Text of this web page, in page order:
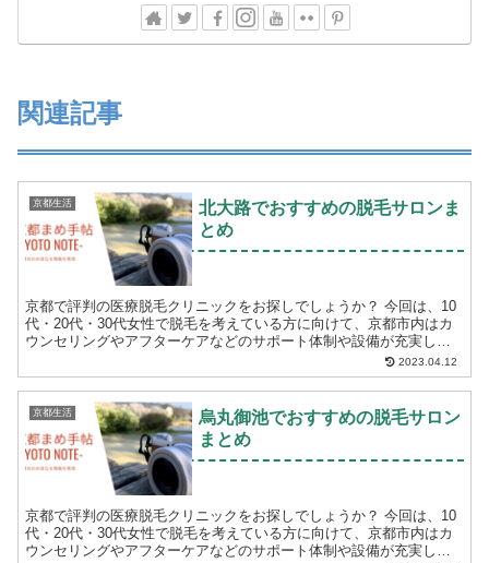
関連記事
京都生活
北大路でおすすめの脱毛サロンま
とめ
京都で評判の医療脱毛クリニックをお探しでしょうか？ 今回は、10
代・20代・30代女性で脱毛を考えている方に向けて、京都市内はカ
ウンセリングやアフターケアなどのサポート体制や設備が充実して
2023.04.12
京都生活
烏丸御池でおすすめの脱毛サロン
まとめ
京都で評判の医療脱毛クリニックをお探しでしょうか？ 今回は、10
代・20代・30代女性で脱毛を考えている方に向けて、京都市内はカ
ウンセリングやアフターケアなどのサポート体制や設備が充実して